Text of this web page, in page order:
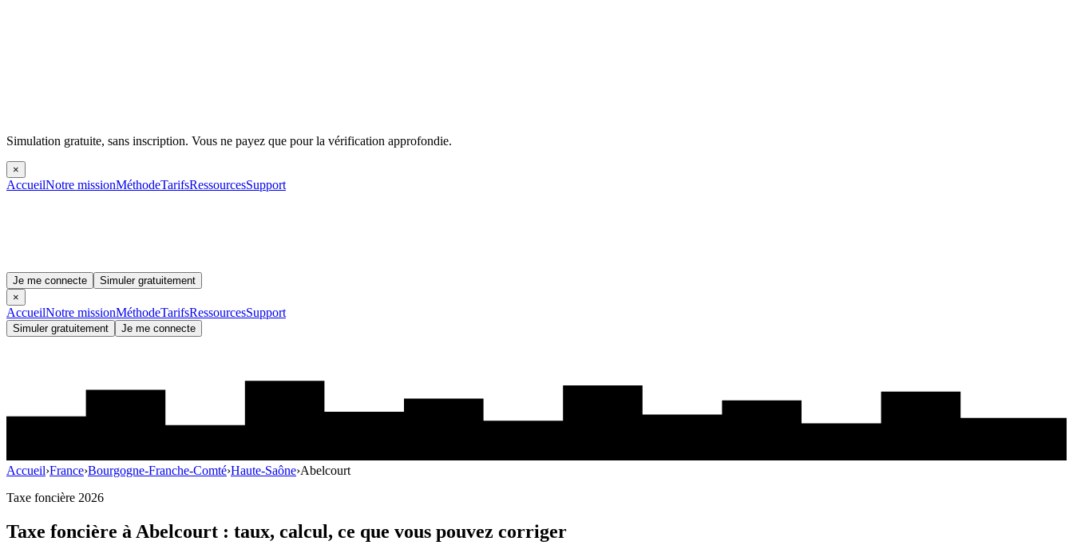
Simulation gratuite, sans inscription. Vous ne payez que pour la vérification approfondie.
×
AccueilNotre missionMéthodeTarifsRessourcesSupport
Je me connecte
Simuler gratuitement
×
AccueilNotre missionMéthodeTarifsRessourcesSupport
Simuler gratuitement Je me connecte
Accueil›France›Bourgogne-Franche-Comté›Haute-Saône›Abelcourt
Taxe foncière 2026
Taxe foncière à Abelcourt : taux, calcul, ce que vous pouvez corriger